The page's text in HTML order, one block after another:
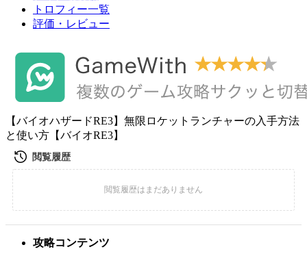
トロフィー一覧
評価・レビュー
【バイオハザードRE3】無限ロケットランチャーの入手方法
と使い方【バイオRE3】
攻略コンテンツ